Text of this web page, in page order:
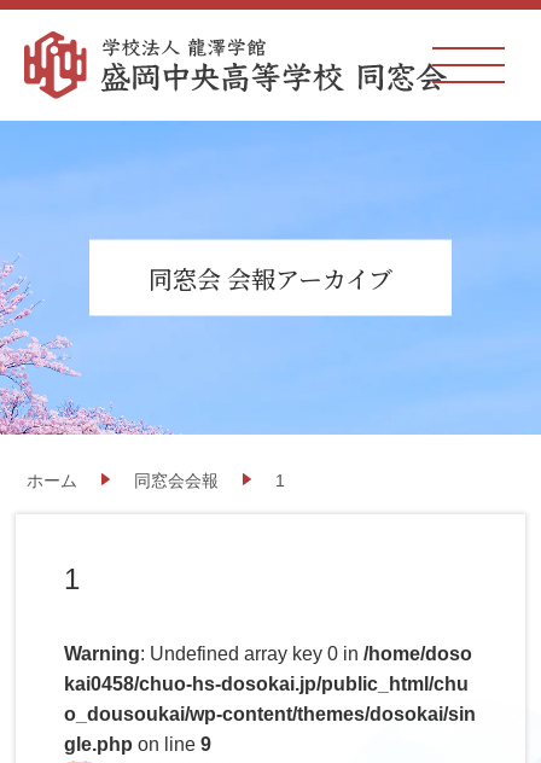
同窓会 会報アーカイブ
ホーム 同窓会会報 1
1
Warning: Undefined array key 0 in/home/doso
kai0458/chuo-hs-dosokai.jp/public_html/chu
o_dousoukai/wp-content/themes/dosokai/sin
gle.php on line9